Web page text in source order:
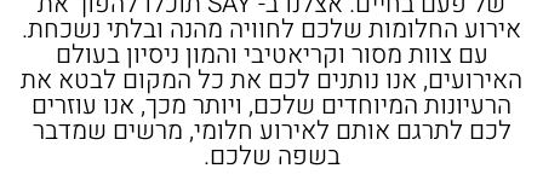
אירוע החלומות שלכם לחוויה מהנה ובלתי נשכחת.
עם צוות מסור וקריאטיבי והמון ניסיון בעולם
האירועים, אנו נותנים לכם את כל המקום לבטא את
הרעיונות המיוחדים שלכם, ויותר מכך, אנו עוזרים
לכם לתרגם אותם לאירוע חלומי, מרשים שמדבר
בשפה שלכם.